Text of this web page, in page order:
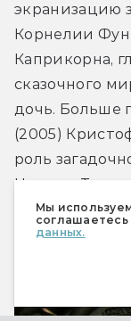
Мы
соглашаетесь
данных.
экранизацию
Корнелии
Каприкорна,
сказочного
дочь. Больше
(2005)
роль
Николы Теслы,
Серкис
впечатлился